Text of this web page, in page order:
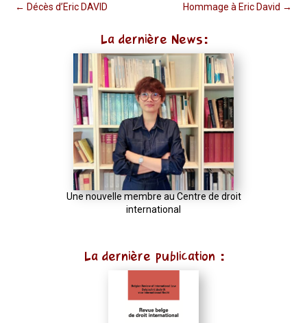
← Décès d’Eric DAVID Hommage à Eric David →
La dernière News:
Une nouvelle membre au Centre de droit
international
La dernière publication :